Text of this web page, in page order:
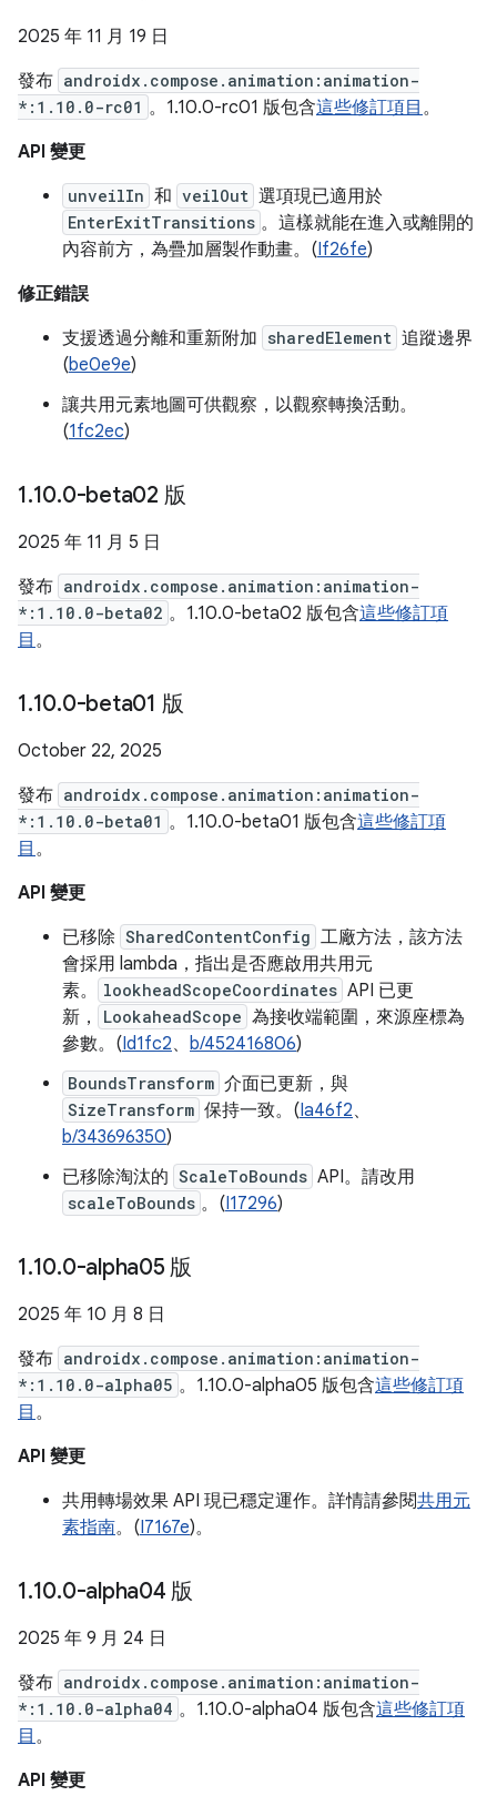
2025 年 11 月 19 日
發布 androidx.compose.animation:animation-
*:1.10.0-rc01 。1.10.0-rc01 版包含這些修訂項目 。
API 變更
unveilIn 和 veilOut 選項現已適用於
EnterExitTransitions 。這樣就能在進入或離開的
內容前方，為疊加層製作動畫。(If26fe)
修正錯誤
支援透過分離和重新附加 sharedElement 追蹤邊界
(be0e9e)
讓共用元素地圖可供觀察，以觀察轉換活動。
(1fc2ec)
1.10.0-beta02 版
2025 年 11 月 5 日
發布 androidx.compose.animation:animation-
*:1.10.0-beta02 。1.10.0-beta02 版包含這些修訂項
目 。
1.10.0-beta01 版
October 22, 2025
發布 androidx.compose.animation:animation-
*:1.10.0-beta01 。1.10.0-beta01 版包含這些修訂項
目 。
API 變更
已移除 SharedContentConfig 工廠方法，該方法
會採用 lambda，指出是否應啟用共用元
素。
lookheadScopeCoordinates API 已更
新，
LookaheadScope 為接收端範圍，來源座標為
參數。(Id1fc2、 b/452416806)
BoundsTransform 介面已更新，與
SizeTransform 保持一致。(Ia46f2、
b/343696350)
已移除淘汰的 ScaleToBounds API。請改用
scaleToBounds 。(I17296)
1.10.0-alpha05 版
2025 年 10 月 8 日
發布 androidx.compose.animation:animation-
*:1.10.0-alpha05 。1.10.0-alpha05 版包含這些修訂項
目 。
API 變更
共用轉場效果 API 現已穩定運作。詳情請參閱共用元
素指南。(I7167e)。
1.10.0-alpha04 版
2025 年 9 月 24 日
發布 androidx.compose.animation:animation-
*:1.10.0-alpha04 。1.10.0-alpha04 版包含這些修訂項
目 。
API 變更